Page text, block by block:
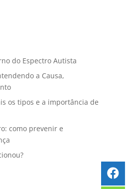
do Espectro Autista
a Causa,
os tipos e a importância de
como prevenir e